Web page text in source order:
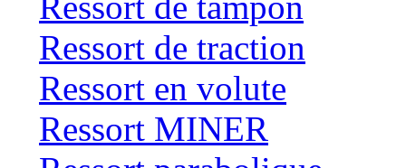
Ressort de traction
Ressort en volute
Ressort MINER